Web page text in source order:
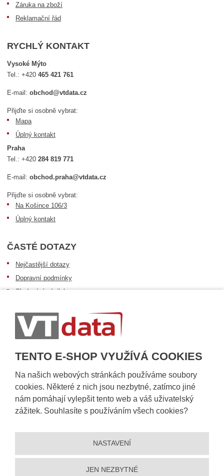
TENTO E-SHOP VYUŽÍVÁ COOKIES
Na našich webových stránkách používáme soubory
cookies. Některé z nich jsou nezbytné, zatímco jiné
nám pomáhají vylepšit tento web a váš uživatelský
zážitek. Souhlasíte s používáním všech cookies?
NASTAVENÍ
JEN NEZBYTNÉ
Záruka na zboží
Reklamační řád
RYCHLÝ KONTAKT
Vysoké Mýto
Tel.:+420465 421 761
E-mail:obchod@vtdata.cz
Přijďte si osobně vybrat:
Mapa
Úplný kontakt
Praha
Tel.:+420284 819 771
E-mail:obchod.praha@vtdata.cz
Přijďte si osobně vybrat:
Na Košince 106/3
Úplný kontakt
ČASTÉ DOTAZY
Nejčastější dotazy
Dopravní podmínky
Sledování zásilek
Informace k dostupnosti zboží
Obecné informace
Prohlášení o přístupnosti |Ochrana osobních údajů |Mapa stránek ||